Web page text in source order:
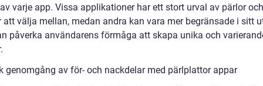
varje app. Vissa applikationer har ett stort urval av pärlor och
att välja mellan, medan andra kan vara mer begränsade i sitt
påverka användarens förmåga att skapa unika och
genomgång av för- och nackdelar med pärlplattor appar